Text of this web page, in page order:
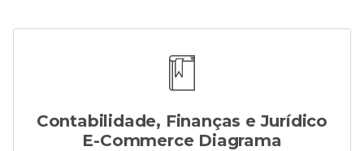
Contabilidade, Finanças e Jurídico
E-Commerce Diagrama